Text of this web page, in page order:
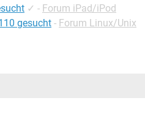
✓ - Forum iPad/iPod
gesucht - Forum Linux/Unix